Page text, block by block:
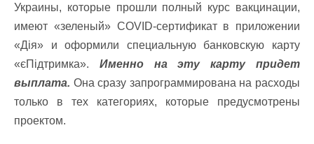
Украины, которые прошли полный курс вакцинации,
имеют «зеленый» COVID-сертификат в приложении
«Дія» и оформили специальную банковскую карту
«єПідтримка». Именно на эту карту придет
выплата. Она сразу запрограммирована на расходы
только в тех категориях, которые предусмотрены
проектом.